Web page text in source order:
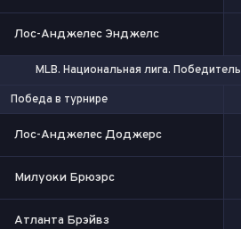
Лос-Анджелес Энджелс
MLB. Национальная лига. Победитель
Победа в турнире
Лос-Анджелес Доджерс
Милуоки Брюэрс
Атланта Брэйвз